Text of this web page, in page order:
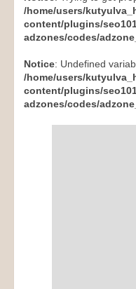
/home/users/
content/plugins/
adzones/codes/
Notice: Undefined
/home/users/
content/plugins/
adzones/codes/